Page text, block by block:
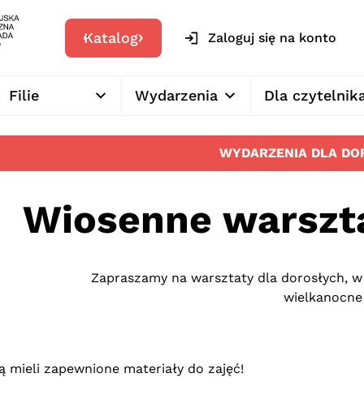
Katalog Zaloguj się na konto
Filie Wydarzenia Dla
WYDARZENIA DLA
Wiosenne
Zapraszamy na warsztaty dla dorosłych,
mieli zapewnione materiały do zajęć!